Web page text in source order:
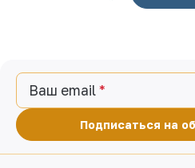
Ваш email
Подписаться на